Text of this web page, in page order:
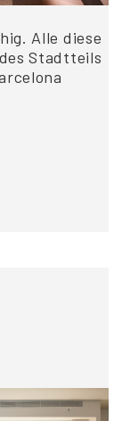
Alle diese
Stadtteils